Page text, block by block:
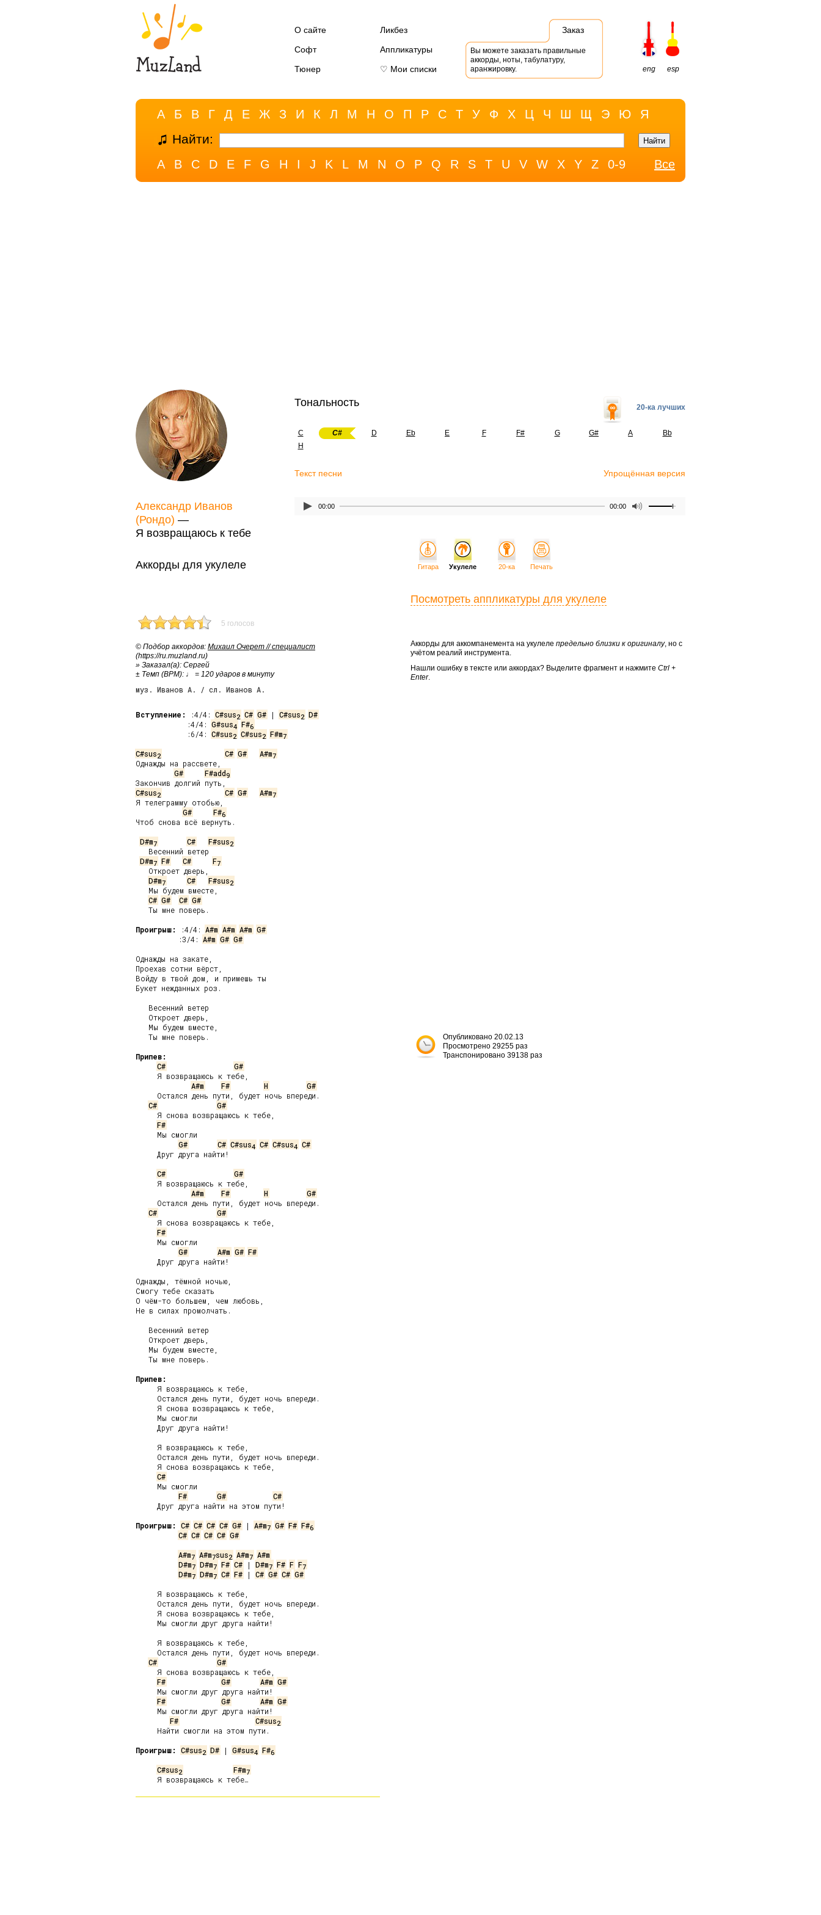
О сайте
Ликбез
Софт
Аппликатуры
Тюнер
♡ Мои списки
Заказ
Вы можете заказать правильные
аккорды, ноты, табулатуру,
аранжировку.
eng esp
А Б В Г Д Е Ж З И К Л М Н О П Р С Т У Ф Х Ц Ч Ш Щ Э Ю Я
Найти:
A B C D E F G H I J K L M N O P Q R S T U V W X Y Z 0-9 Все
Александр Иванов
(Рондо) —
Я возвращаюсь к тебе
Тональность 20-ка лучших
C C# D Eb E F F# G G# A
Bb
H
Текст песни Упрощённая версия
00:00 00:00
Аккорды для укулеле
5 голосов
© Подбор аккордов: Михаил Очерет // специалист
(https://ru.muzland.ru)
» Заказал(а): Сергей
± Темп (BPM): ♩ = 120 ударов в минуту
муз. Иванов А. / сл. Иванов А.
Вступление: :4/4: C#sus2 C# G# | C#sus2 D#
:4/4: G#sus4 F#6
:6/4: C#sus2 C#sus2 F#m7
C#sus2 C# G# A#m7
Однажды на рассвете,
G#
F#add9
C#sus2 C# G# A#m7
Я телеграмму отобью,
G#
F#6
Чтоб снова всё вернуть.
D#m7 C# F#sus2
   Весенний ветер
D#m7 F# C# F7
   Откроет дверь,
D#m7 C# F#sus2
   Мы будем вместе,
C# G# C# G#
   Ты мне поверь.
Проигрыш:
:4/4: A#m A#m A#m G#
:3/4: A#m G# G#
Однажды на закате,
Проехав сотни вёрст,
Войду в твой дом, и примешь ты
Букет нежданных роз.
   Весенний ветер
   Откроет дверь,
   Мы будем вместе,
   Ты мне поверь.
Припев:
C#
G#
     Я возвращаюсь к тебе,
A#m
F# H
G#
     Остался день пути, будет ночь впереди.
C#
G#
     Я снова возвращаюсь к тебе,
F#
     Мы смогли
G#
C# C#sus4 C# C#sus4 C#
     Друг друга найти!
C#
G#
     Я возвращаюсь к тебе,
A#m
F# H
G#
     Остался день пути, будет ночь впереди.
C#
G#
     Я снова возвращаюсь к тебе,
F#
     Мы смогли
G#
A#m G# F#
     Друг друга найти!
Однажды, тёмной ночью,
Смогу тебе сказать
О чём-то большем, чем любовь,
Не в силах промолчать.
   Весенний ветер
   Откроет дверь,
   Мы будем вместе,
   Ты мне поверь.
Припев:
     Я возвращаюсь к тебе,
     Остался день пути, будет ночь впереди.
     Я снова возвращаюсь к тебе,
     Мы смогли
     Друг друга найти!
     Я возвращаюсь к тебе,
     Остался день пути, будет ночь впереди.
     Я снова возвращаюсь к тебе,
C#
     Мы смогли
F#
G#
C#
     Друг друга найти на этом пути!
Проигрыш:
C# C# C# C# G# | A#m7 G# F# F#6
C# C# C# C# G#
A#m7 A#m7sus2 A#m7 A#m
D#m7 D#m7 F# C# | D#m7 F# F F7
D#m7 D#m7 C# F# | C# G# C# G#
     Я возвращаюсь к тебе,
     Остался день пути, будет ночь впереди.
     Я снова возвращаюсь к тебе,
     Мы смогли друг друга найти!
     Я возвращаюсь к тебе,
     Остался день пути, будет ночь впереди.
C#
G#
     Я снова возвращаюсь к тебе,
F#
G# A#m G#
     Мы смогли друг друга найти!
F#
G# A#m G#
     Мы смогли друг друга найти!
F#
C#sus2
     Найти смогли на этом пути.
Проигрыш:
C#sus2 D# | G#sus4 F#6
C#sus2 F#m7
Гитара Укулеле 20-ка Печать
Посмотреть аппликатуры для укулеле
Аккорды для аккомпанемента на укулеле предельно близки к оригиналу, но с
учётом реалий инструмента.
Нашли ошибку в тексте или аккордах? Выделите фрагмент и нажмите Ctrl +
Enter.
Опубликовано 20.02.13
Просмотрено 29255 раз
Транспонировано 39138 раз